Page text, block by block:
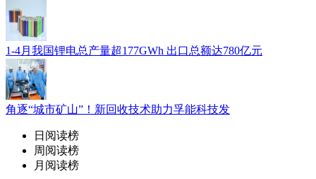
1-4月我国锂电总产量超177GWh 出口总额达780亿元
角逐“城市矿山”！新回收技术助力孚能科技发
日阅读榜
周阅读榜
月阅读榜